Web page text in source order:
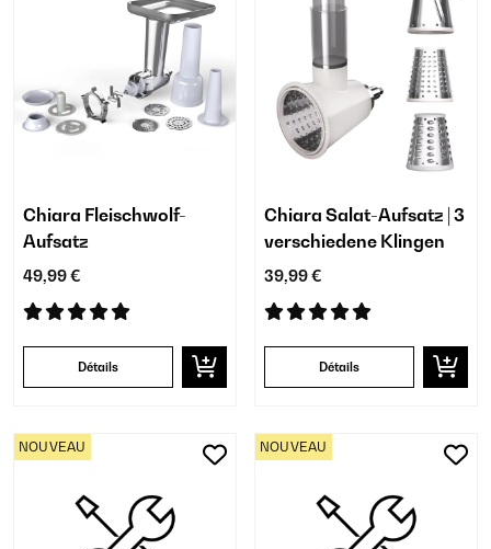
Chiara Fleischwolf-
Aufsatz
49,99 €
Détails
Chiara Salat-Aufsatz | 3
verschiedene Klingen
39,99 €
Détails
NOUVEAU NOUVEAU